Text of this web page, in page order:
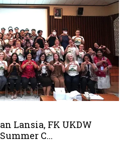
Lansia, FK UKDW
C...